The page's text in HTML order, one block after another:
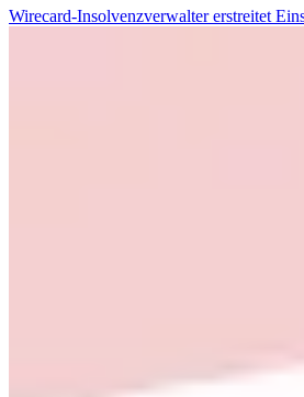
Wirecard-Insolvenzverwalter erstreitet